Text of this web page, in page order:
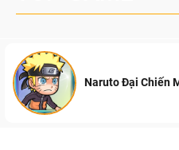
Naruto Đại Chiến